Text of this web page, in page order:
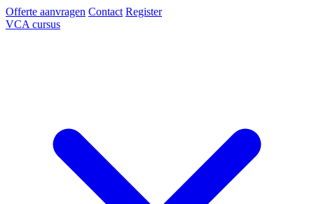
Offerte aanvragen Contact Register
VCA cursus